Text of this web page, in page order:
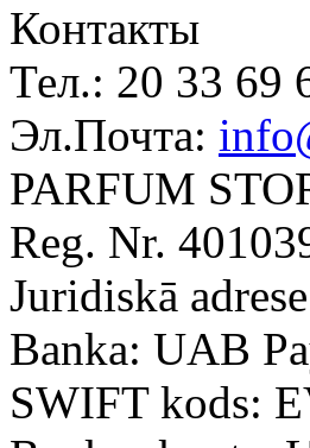
Контакты
Тел.: 20 33 69
Эл.Почта:
PARFUM
Reg. Nr.
Juridiskā
Banka: UAB
SWIFT kods: